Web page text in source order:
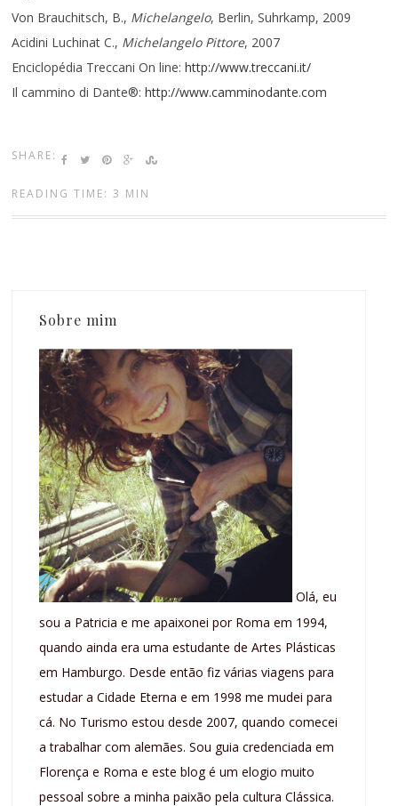
Von Brauchitsch, B., Michelangelo, Berlin, Suhrkamp, 2009
Acidini Luchinat C., Michelangelo Pittore, 2007
Enciclopédia Treccani On line:http://www.treccani.it/
Il cammino di Dante®:http://www.camminodante.com
SHARE:
READING TIME: 3 MIN
Sobre mim
Olá, eu
sou a Patricia e me apaixonei por Roma em 1994,
quando ainda era uma estudante de Artes Plásticas
em Hamburgo. Desde então fiz várias viagens para
estudar a Cidade Eterna e em 1998 me mudei para
cá. No Turismo estou desde 2007, quando comecei
a trabalhar com alemães. Sou guia credenciada em
Florença e Roma e este blog é um elogio muito
pessoal sobre a minha paixão pela cultura Clássica.